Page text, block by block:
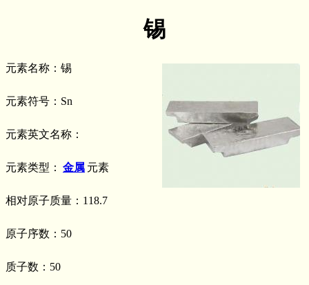
锡
元素名称：锡
元素符号：Sn
元素英文名称：
元素类型： 金属 元素
相对原子质量：118.7
原子序数：50
质子数：50